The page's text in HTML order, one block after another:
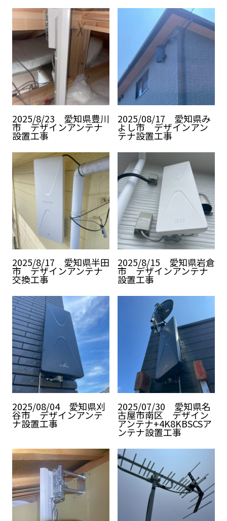
2025/8/23 愛知県豊川
市 デザインアンテナ
設置工事
2025/08/17 愛知県み
よし市 デザインアン
テナ設置工事
2025/8/17 愛知県半田
市 デザインアンテナ
交換工事
2025/8/15 愛知県岩倉
市 デザインアンテナ
設置工事
2025/08/04 愛知県刈
谷市 デザインアンテ
ナ設置工事
2025/07/30 愛知県名
古屋市南区 デザイン
アンテナ+4K8KBSCSア
ンテナ設置工事